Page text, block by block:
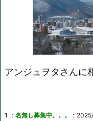
アンジュヲタさんに
1 ： 名無し募集中。。。 ：